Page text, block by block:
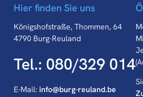
Gemeindehaus
Burg-Reuland
Hier finden Sie uns
Königshofstraße, Thommen, 64
4790 Burg-Reuland
Tel.: 080/329 014
E-Mail: info@burg-reuland.be